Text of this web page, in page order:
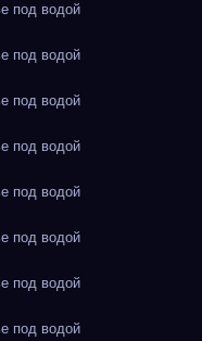
под водой
под водой
под водой
под водой
под водой
под водой
под водой
под водой